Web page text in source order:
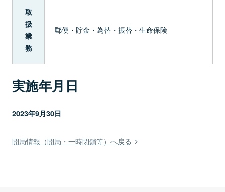
取
扱
業
務
郵便・貯金・為替・振替・生命保険
実施年月日
2023年9月30日
開局情報（開局・一時閉鎖等）へ戻る